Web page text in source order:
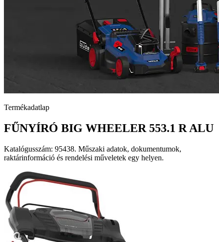
Termékadatlap
FŰNYÍRÓ BIG WHEELER 553.1 R ALU
Katalógusszám: 95438. Műszaki adatok, dokumentumok,
raktárinformáció és rendelési műveletek egy helyen.